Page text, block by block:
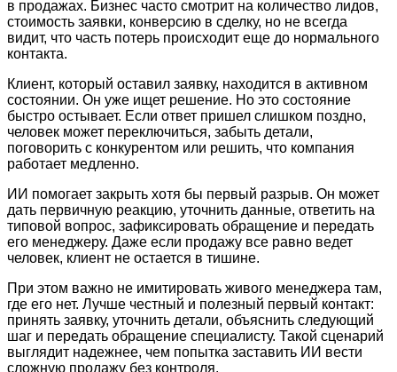
в продажах. Бизнес часто смотрит на количество лидов,
стоимость заявки, конверсию в сделку, но не всегда
видит, что часть потерь происходит еще до нормального
контакта.
Клиент, который оставил заявку, находится в активном
состоянии. Он уже ищет решение. Но это состояние
быстро остывает. Если ответ пришел слишком поздно,
человек может переключиться, забыть детали,
поговорить с конкурентом или решить, что компания
работает медленно.
ИИ помогает закрыть хотя бы первый разрыв. Он может
дать первичную реакцию, уточнить данные, ответить на
типовой вопрос, зафиксировать обращение и передать
его менеджеру. Даже если продажу все равно ведет
человек, клиент не остается в тишине.
При этом важно не имитировать живого менеджера там,
где его нет. Лучше честный и полезный первый контакт:
принять заявку, уточнить детали, объяснить следующий
шаг и передать обращение специалисту. Такой сценарий
выглядит надежнее, чем попытка заставить ИИ вести
сложную продажу без контроля.